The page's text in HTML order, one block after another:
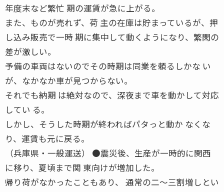
年度末など繁忙 期の運賃が急に上がる。
また、ものが売れず、荷 主の在庫は貯まっているが、押
し込み販売で一時 期に集中して動くようになり、繁閑の
差が激しい。
予備の車両はないのでその時期は同業を頼るしかな い
が、なかなか車が見つからない。
それでも納期 は絶対なので、深夜まで車を動かして対応
してい る。
しかし、そうした時期が終わればパタっと動か なくな
り、運賃も元に戻る。
（兵庫県・一般運送） ●震災後、生産が一時的に関西
に移り、夏頃まで関 東向けが増加した。
帰り荷がなかったこともあり、 通常の二〜三割増しとい